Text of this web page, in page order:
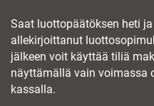
Saat luottopäätöksen heti
allekirjoittanut
jälkeen voit käyttää tiliä
näyttämällä vain voimassa
kassalla.